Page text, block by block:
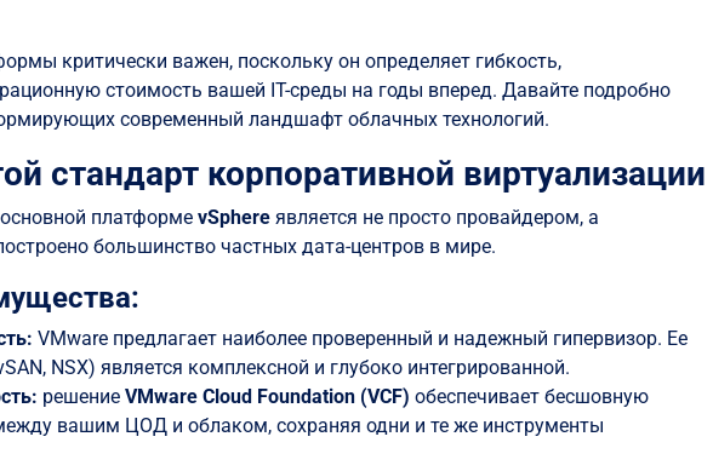
критически важен, поскольку он определяет гибкость,
стоимость вашей IT-среды на годы вперед. Давайте подробно
современный ландшафт облачных технологий.
стандарт корпоративной виртуализации
платформеvSphere является не просто провайдером, а
большинство частных дата-центров в мире.
VMware предлагает наиболее проверенный и надежный гипервизор. Ее
NSX) является комплексной и глубоко интегрированной.
решениеVMware Cloud Foundation (VCF) обеспечивает бесшовную
вашим ЦОД и облаком, сохраняя одни и те же инструменты